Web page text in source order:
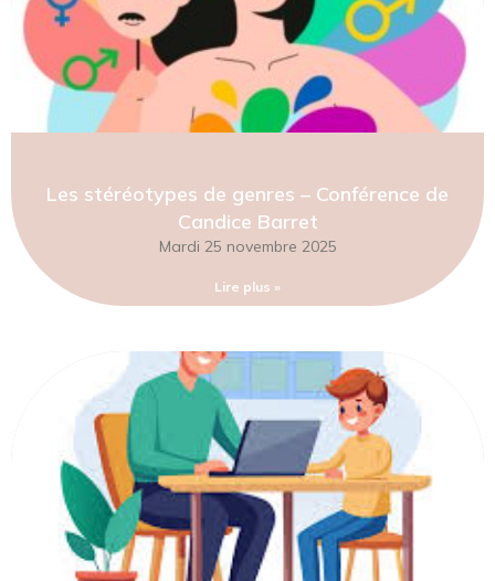
Les stéréotypes de genres – Conférence de
Candice Barret
Mardi 25 novembre 2025
Lire plus »